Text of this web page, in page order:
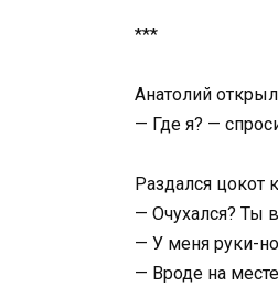
***
Анатолий
— Где я? —
Раздался цокот
— Очухался? Ты
— У меня руки-
— Вроде на